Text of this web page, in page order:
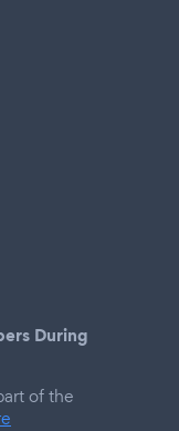
During
of the